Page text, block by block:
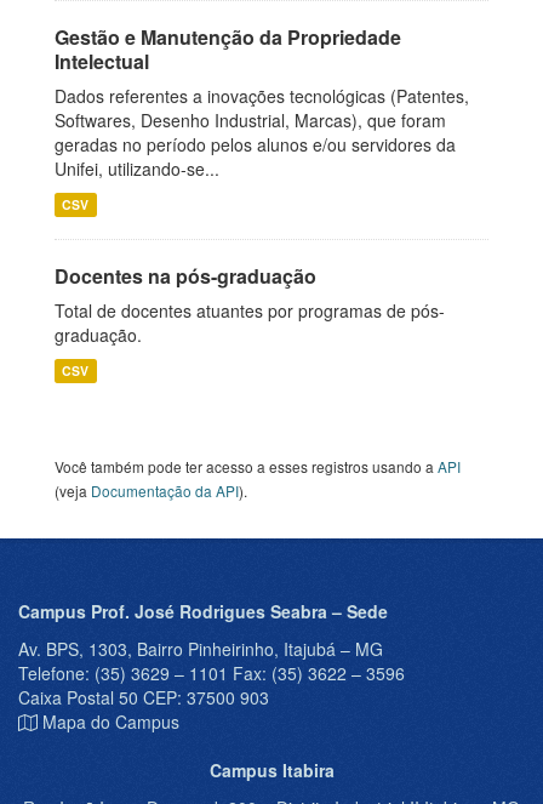
Gestão e Manutenção da Propriedade
Intelectual
Dados referentes a inovações tecnológicas (Patentes,
Softwares, Desenho Industrial, Marcas), que foram
geradas no período pelos alunos e/ou servidores da
Unifei, utilizando-se...
CSV
Docentes na pós-graduação
Total de docentes atuantes por programas de pós-
graduação.
CSV
Você também pode ter acesso a esses registros usando a API
(veja Documentação da API).
Campus Prof. José Rodrigues Seabra – Sede
Av. BPS, 1303, Bairro Pinheirinho, Itajubá – MG
Telefone: (35) 3629 – 1101 Fax: (35) 3622 – 3596
Caixa Postal 50 CEP: 37500 903
Mapa do Campus
Campus Itabira